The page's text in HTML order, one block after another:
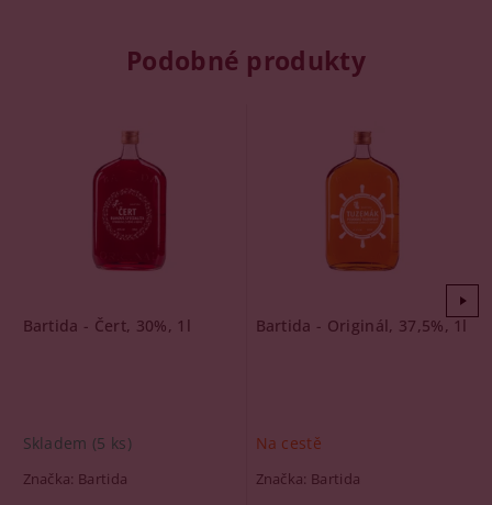
Podobné produkty
Bartida - Čert, 30%, 1l
Skladem (5 ks)
Značka: Bartida
Bartida - Originál, 37,5%, 1l
Na cestě
Značka: Bartida